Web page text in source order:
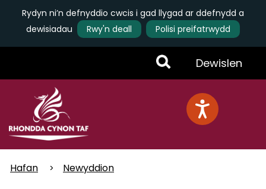
Rydyn ni’n defnyddio cwcis i gad llygad ar ddefnydd a
dewisiadau
Rwy'n deall
Polisi preifatrwydd
Toggle
Menu
Dewislen
Hafan Newyddion